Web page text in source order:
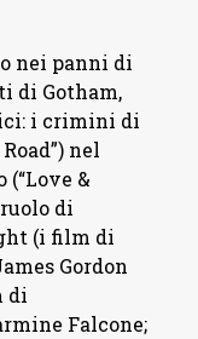
nei panni di
di Gotham,
i crimini di
nel
&
di
(i film di
Gordon
di
Falcone;